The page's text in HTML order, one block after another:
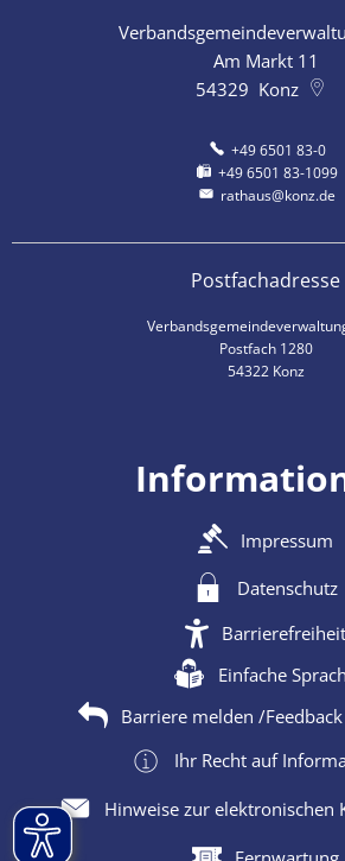
Am Markt 11
54329 Konz
+49 6501 83-0
+49 6501 83-1099
rathaus@konz.de
Postfachadresse
Postfach 1280
54322 Konz
Impressum
Datenschutz
Barrierefreiheit
Einfache
Barriere melden /
Ihr Recht auf
Hinweise zur elektronischen